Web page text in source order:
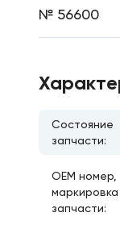
№ 56600
Состояние
запчасти:
ОЕМ номер,
маркировка
запчасти: